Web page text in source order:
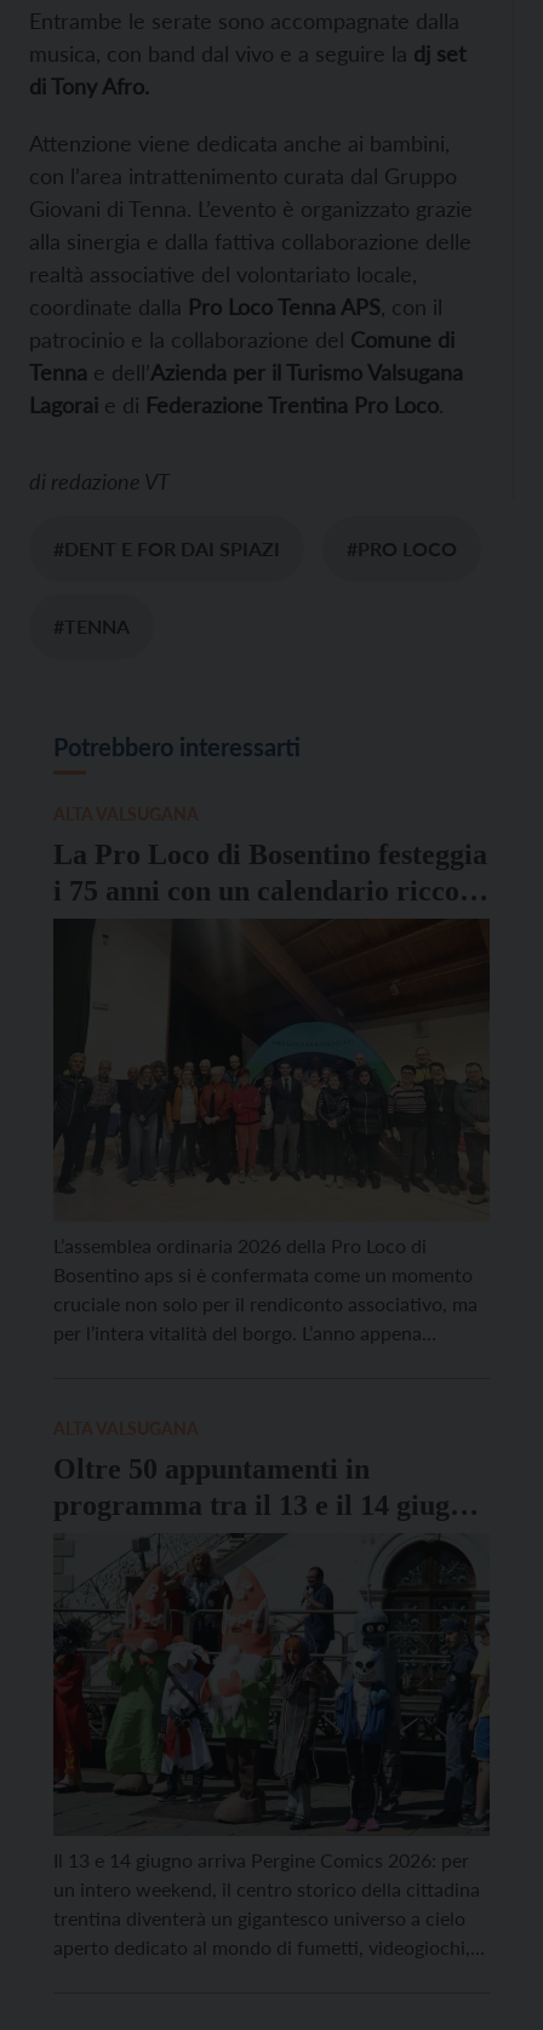
Entrambe le serate sono accompagnate dalla
musica, con band dal vivo e a seguire la dj set
di Tony Afro.
Attenzione viene dedicata anche ai bambini,
con l’area intrattenimento curata dal Gruppo
Giovani di Tenna. L’evento è organizzato grazie
alla sinergia e dalla fattiva collaborazione delle
realtà associative del volontariato locale,
coordinate dalla Pro Loco Tenna APS , con il
patrocinio e la collaborazione del Comune di
Tenna e dell’Azienda per il Turismo Valsugana
Lagorai e di Federazione Trentina Pro Loco.
di redazione VT
#DENT E FOR DAI SPIAZI #PRO LOCO
#TENNA
Potrebbero interessarti
La Pro Loco di Bosentino festeggia
i 75 anni con un calendario ricco
di attività
L’assemblea ordinaria 2026 della Pro Loco di
Bosentino aps si è confermata come un momento
cruciale non solo per il rendiconto associativo, ma
per l’intera vitalità del borgo. L’anno appena
Oltre 50 appuntamenti in
programma tra il 13 e il 14 giugno
per il Pergine Comics 2026
Il 13 e 14 giugno arriva Pergine Comics 2026: per
un intero weekend, il centro storico della cittadina
trentina diventerà un gigantesco universo a cielo
aperto dedicato al mondo di fumetti, videogiochi,